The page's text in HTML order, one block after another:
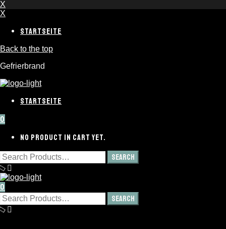
X
X
STARTSEITE
Back to the top
Gefrierbrand
STARTSEITE
0
NO PRODUCT IN CART YET.
0